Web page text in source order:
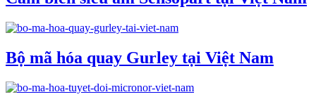
Bộ mã hóa quay Gurley tại Việt Nam